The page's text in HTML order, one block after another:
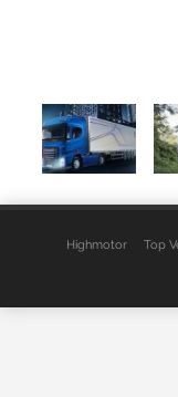
Highmotor Top